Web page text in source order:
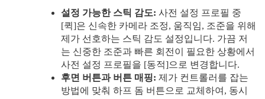
설정 가능한 스틱 감도: 사전 설정 프로필 중
[퀵]은 신속한 카메라 조정, 움직임, 조준을 위해
제가 선호하는 스틱 감도 설정입니다. 가끔 저
는 신중한 조준과 빠른 회전이 필요한 상황에서
사전 설정 프로필을 [동적]으로 변경합니다.
후면 버튼과 버튼 매핑: 제가 컨트롤러를 잡는
방법에 맞춰 하프 돔 버튼으로 교체하여, 동시